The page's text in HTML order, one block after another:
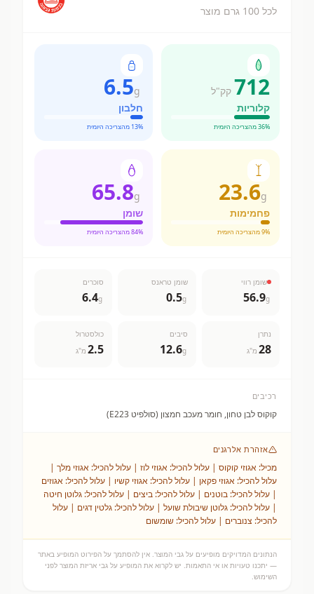
לכל 100 גרם מוצר
712 קק"ל
קלוריות
36% מהצריכה היומית
6.5g
חלבון
13% מהצריכה היומית
23.6g
פחמימות
9% מהצריכה היומית
65.8g
שומן
84% מהצריכה היומית
שומן רווי
56.9g
שומן טראנס
0.5g
סוכרים
6.4g
נתרן
28 מ"ג
סיבים
12.6g
כולסטרול
2.5 מ"ג
רכיבים
קוקוס לבן טחון, חומר מעכב חמצון (סולפיט E223)
אזהרת אלרגנים
מכיל: אגוזי קוקוס | עלול להכיל: אגוזי לוז | עלול להכיל: אגוזי מלך |
עלול להכיל: אגוזי פקאן | עלול להכיל: אגוזי קשיו | עלול להכיל: אגוזים
| עלול להכיל: בוטנים | עלול להכיל: ביצים | עלול להכיל: גלוטן חיטה
| עלול להכיל: גלוטן שיבולת שועל | עלול להכיל: גלטין דגים | עלול
להכיל: צנוברים | עלול להכיל: שומשום
הנתונים המדויקים מופיעים על גבי המוצר. אין להסתמך על הפירוט המופיע באתר
— יתכנו טעויות או אי התאמות. יש לקרוא את המופיע על גבי אריזת המוצר לפני
השימוש.